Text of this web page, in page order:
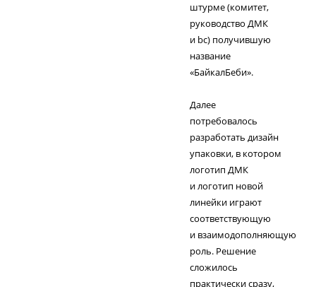
штурме (комитет,
руководство ДМК
и bc) получившую
название
«БайкалБеби».
Далее
потребовалось
разработать дизайн
упаковки, в котором
логотип ДМК
и логотип новой
линейки играют
соответствующую
и взаимодополняющую
роль. Решение
сложилось
практически сразу,